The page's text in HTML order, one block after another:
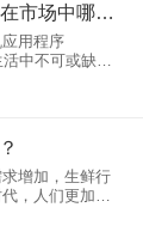
手机APP开发和小程序开发在市场中哪个更受欢迎？
用程序
中不可或缺的
乐还是工作，
决方案。但
增加，生鲜行
，人们更加注
景下，开发一
机会的选择。